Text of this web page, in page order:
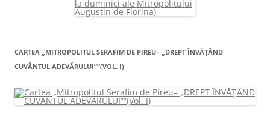
CARTEA „MITROPOLITUL SERAFIM DE PIREU– „DREPT ÎNVĂŢÂND
CUVÂNTUL ADEVĂRULUI””(VOL. I)